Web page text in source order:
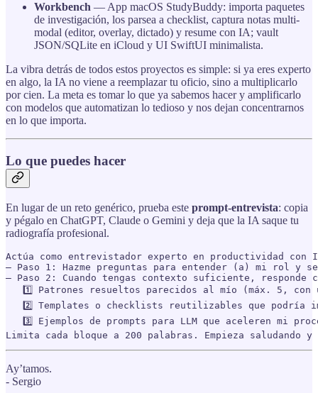
Workbench — App macOS StudyBuddy: importa paquetes
de investigación, los parsea a checklist, captura notas multi-
modal (editor, overlay, dictado) y resume con IA; vault
JSON/SQLite en iCloud y UI SwiftUI minimalista.
La vibra detrás de todos estos proyectos es simple: si ya eres experto
en algo, la IA no viene a reemplazar tu oficio, sino a multiplicarlo
por cien. La meta es tomar lo que ya sabemos hacer y amplificarlo
con modelos que automatizan lo tedioso y nos dejan concentrarnos
en lo que importa.
Lo que puedes hacer
En lugar de un reto genérico, prueba este prompt‑entrevista: copia
y pégalo en ChatGPT, Claude o Gemini y deja que la IA saque tu
radiografía profesional.
Actúa como entrevistador experto en productividad con
— Paso 1: Hazme preguntas para entender (a) mi rol
— Paso 2: Cuando tengas contexto suficiente, responde
1️⃣ Patrones resueltos parecidos al mío (máx. 5, con
2️⃣ Templates o checklists reutilizables que podría
3️⃣ Ejemplos de prompts para LLM que aceleren mi
Limita cada bloque a 200 palabras. Empieza saludando
Ay’tamos.
- Sergio